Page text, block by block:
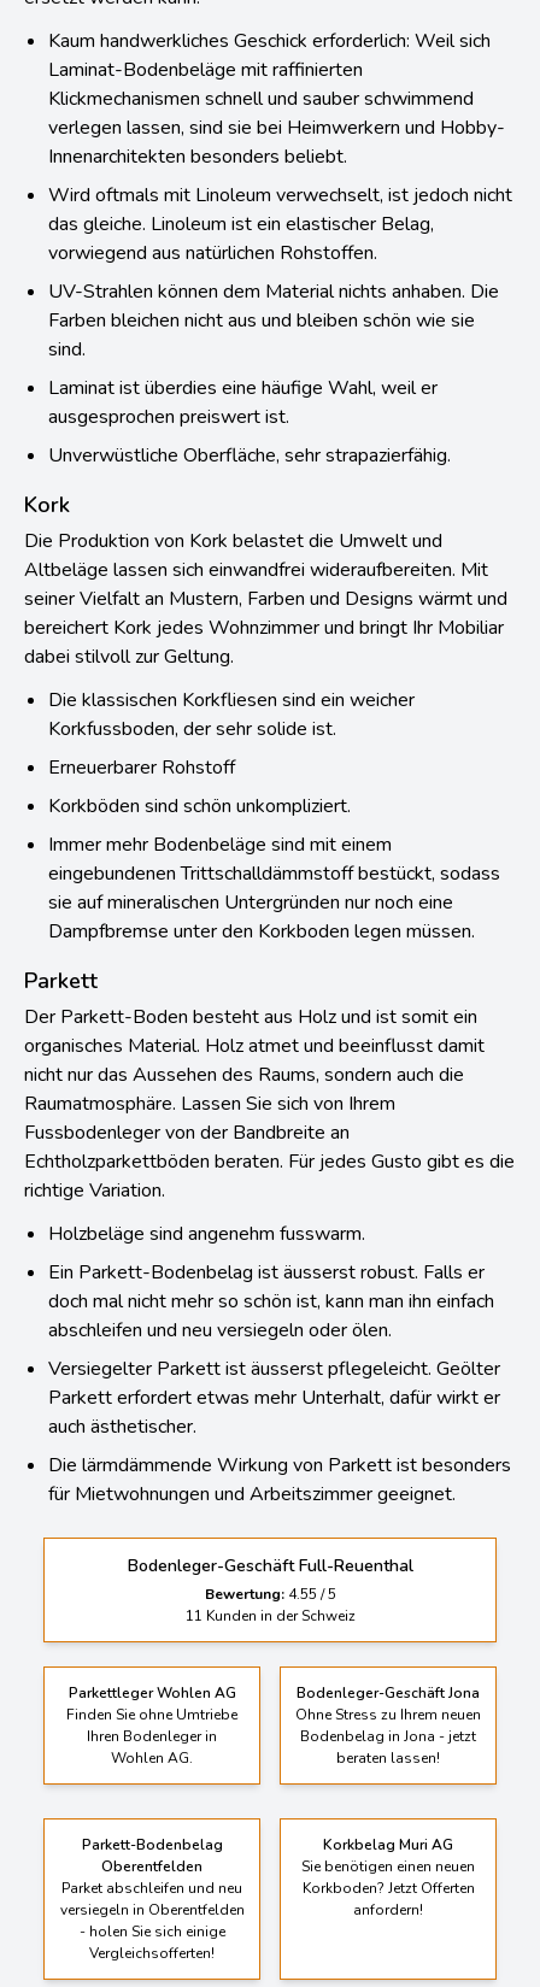
Kaum handwerkliches Geschick erforderlich: Weil sich
Laminat-Bodenbeläge mit raffinierten
Klickmechanismen schnell und sauber schwimmend
verlegen lassen, sind sie bei Heimwerkern und Hobby-
Innenarchitekten besonders beliebt.
Wird oftmals mit Linoleum verwechselt, ist jedoch nicht
das gleiche. Linoleum ist ein elastischer Belag,
vorwiegend aus natürlichen Rohstoffen.
UV-Strahlen können dem Material nichts anhaben. Die
Farben bleichen nicht aus und bleiben schön wie sie
sind.
Laminat ist überdies eine häufige Wahl, weil er
ausgesprochen preiswert ist.
Unverwüstliche Oberfläche, sehr strapazierfähig.
Kork
Die Produktion von Kork belastet die Umwelt und
Altbeläge lassen sich einwandfrei wideraufbereiten. Mit
seiner Vielfalt an Mustern, Farben und Designs wärmt und
bereichert Kork jedes Wohnzimmer und bringt Ihr Mobiliar
dabei stilvoll zur Geltung.
Die klassischen Korkfliesen sind ein weicher
Korkfussboden, der sehr solide ist.
Erneuerbarer Rohstoff
Korkböden sind schön unkompliziert.
Immer mehr Bodenbeläge sind mit einem
eingebundenen Trittschalldämmstoff bestückt, sodass
sie auf mineralischen Untergründen nur noch eine
Dampfbremse unter den Korkboden legen müssen.
Parkett
Der Parkett-Boden besteht aus Holz und ist somit ein
organisches Material. Holz atmet und beeinflusst damit
nicht nur das Aussehen des Raums, sondern auch die
Raumatmosphäre. Lassen Sie sich von Ihrem
Fussbodenleger von der Bandbreite an
Echtholzparkettböden beraten. Für jedes Gusto gibt es die
richtige Variation.
Holzbeläge sind angenehm fusswarm.
Ein Parkett-Bodenbelag ist äusserst robust. Falls er
doch mal nicht mehr so schön ist, kann man ihn einfach
abschleifen und neu versiegeln oder ölen.
Versiegelter Parkett ist äusserst pflegeleicht. Geölter
Parkett erfordert etwas mehr Unterhalt, dafür wirkt er
auch ästhetischer.
Die lärmdämmende Wirkung von Parkett ist besonders
für Mietwohnungen und Arbeitszimmer geeignet.
Bodenleger-Geschäft Full-Reuenthal
Bewertung: 4.55 /5
11 Kunden in der Schweiz
Parkettleger Wohlen AG
Finden Sie ohne Umtriebe
Ihren Bodenleger in
Wohlen AG.
Bodenleger-Geschäft Jona
Ohne Stress zu Ihrem neuen
Bodenbelag in Jona - jetzt
beraten lassen!
Parkett-Bodenbelag
Oberentfelden
Parket abschleifen und neu
versiegeln in Oberentfelden
- holen Sie sich einige
Vergleichsofferten!
Korkbelag Muri AG
Sie benötigen einen neuen
Korkboden? Jetzt Offerten
anfordern!